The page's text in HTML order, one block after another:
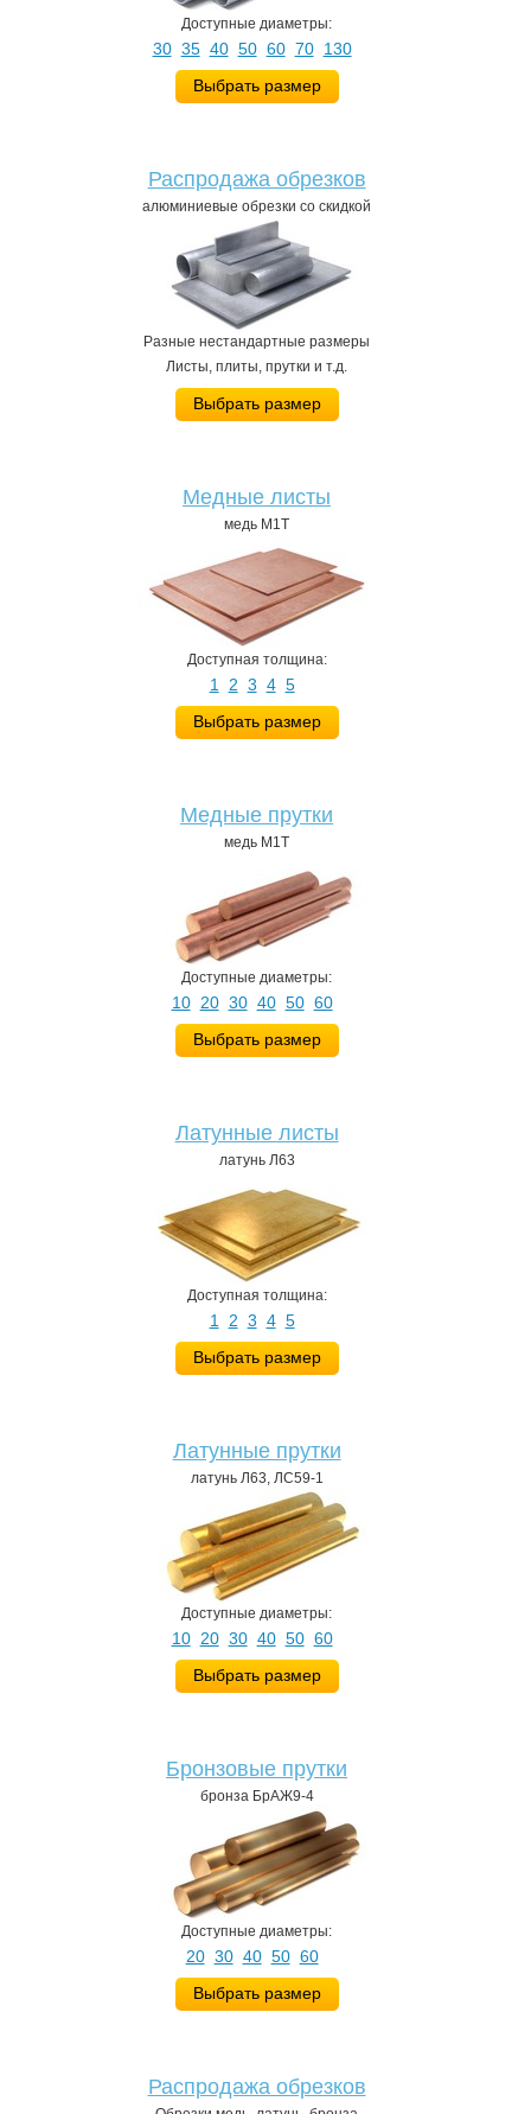
Доступные диаметры:
30 35 40 50 60 70 130
Выбрать размер
Распродажа обрезков
алюминиевые обрезки со скидкой
Разные нестандартные размеры
Листы, плиты, прутки и т.д.
Выбрать размер
Медные листы
медь М1Т
Доступная толщина:
1 2 3 4 5
Выбрать размер
Медные прутки
медь М1Т
Доступные диаметры:
10 20 30 40 50 60
Выбрать размер
Латунные листы
латунь Л63
Доступная толщина:
1 2 3 4 5
Выбрать размер
Латунные прутки
латунь Л63, ЛС59-1
Доступные диаметры:
10 20 30 40 50 60
Выбрать размер
Бронзовые прутки
бронза БрАЖ9-4
Доступные диаметры:
20 30 40 50 60
Выбрать размер
Распродажа обрезков